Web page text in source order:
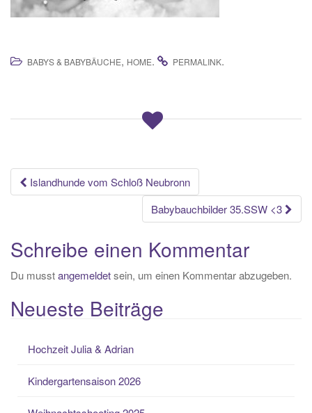
BABYS & BABYBÄUCHE, HOME. PERMALINK.
Beitrags-
Navigation
Islandhunde vom Schloß Neubronn
Babybauchbilder 35.SSW <3
Schreibe einen Kommentar
Du musstangemeldetsein, um einen Kommentar abzugeben.
Neueste Beiträge
Hochzeit Julia & Adrian
Kindergartensaison 2026